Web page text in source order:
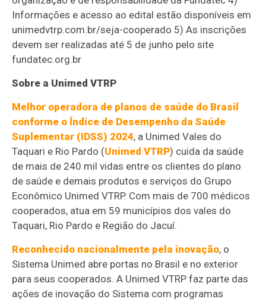
Informações e acesso ao edital estão disponíveis em
unimedvtrp.com.br/seja-cooperado 5) As inscrições
devem ser realizadas até 5 de junho pelo site
fundatec.org.br
Sobre a Unimed VTRP
Melhor operadora de planos de saúde do Brasil
conforme o Índice de Desempenho da Saúde
Suplementar (IDSS) 2024, a Unimed Vales do
Taquari e Rio Pardo (Unimed VTRP) cuida da saúde
de mais de 240 mil vidas entre os clientes do plano
de saúde e demais produtos e serviços do Grupo
Econômico Unimed VTRP. Com mais de 700 médicos
cooperados, atua em 59 municípios dos vales do
Taquari, Rio Pardo e Região do Jacuí.
Reconhecido nacionalmente pela inovação, o
Sistema Unimed abre portas no Brasil e no exterior
para seus cooperados. A Unimed VTRP faz parte das
ações de inovação do Sistema com programas